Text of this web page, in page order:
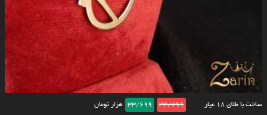
ساخت با طلای ۱۸ عیار 33/799
33/699 هزار تومان